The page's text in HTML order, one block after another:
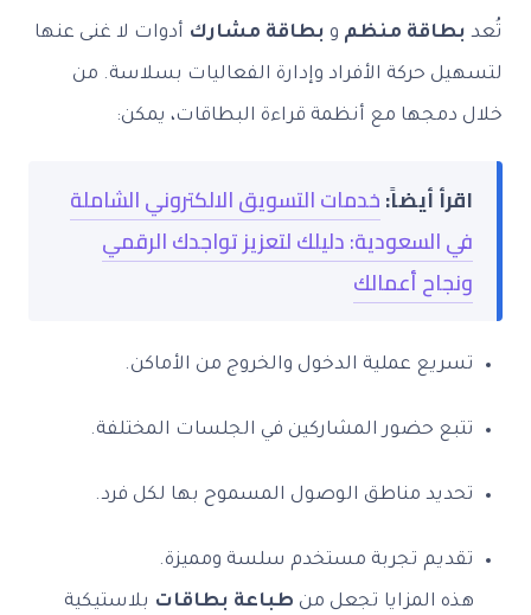
تُعد بطاقة منظم و بطاقة مشارك أدوات لا غنى عنها
لتسهيل حركة الأفراد وإدارة الفعاليات بسلاسة. من
خلال دمجها مع أنظمة قراءة البطاقات، يمكن:
اقرأ أيضاً:خدمات التسويق الالكتروني الشاملة
في السعودية: دليلك لتعزيز تواجدك الرقمي
ونجاح أعمالك
تسريع عملية الدخول والخروج من الأماكن.
تتبع حضور المشاركين في الجلسات المختلفة.
تحديد مناطق الوصول المسموح بها لكل فرد.
تقديم تجربة مستخدم سلسة ومميزة.
هذه المزايا تجعل من طباعة بطاقات بلاستيكية